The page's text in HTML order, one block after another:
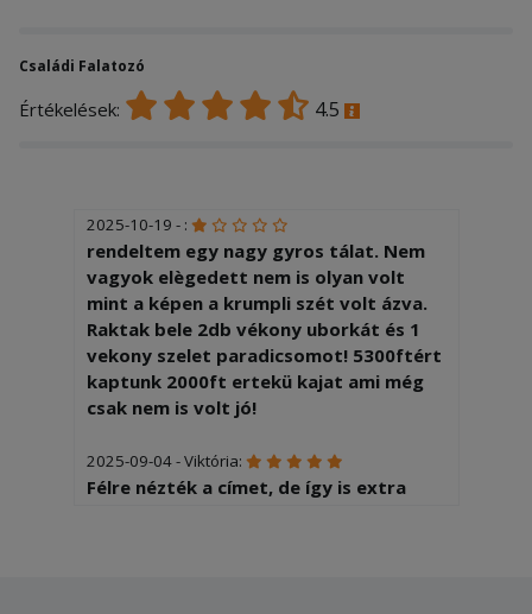
Családi Falatozó
Értékelések: 4.5
2025-10-19 - :
rendeltem egy nagy gyros tálat. Nem
vagyok elègedett nem is olyan volt
mint a képen a krumpli szét volt ázva.
Raktak bele 2db vékony uborkát és 1
vekony szelet paradicsomot! 5300ftért
kaptunk 2000ft ertekü kajat ami még
csak nem is volt jó!
2025-09-04 - Viktória:
Félre nézték a címet, de így is extra